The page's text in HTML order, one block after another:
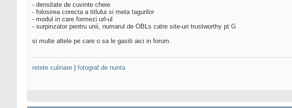
- densitate de cuvinte cheie
- folosirea corecta a titlului si meta tagurilor
- modul in care formezi url-ul
- surpinzator pentru unii, numarul de OBLs catre site-uri trustworthy pt G
si multe altele pe care o sa le gasiti aici in forum.
retete culinare fotograf de nunta